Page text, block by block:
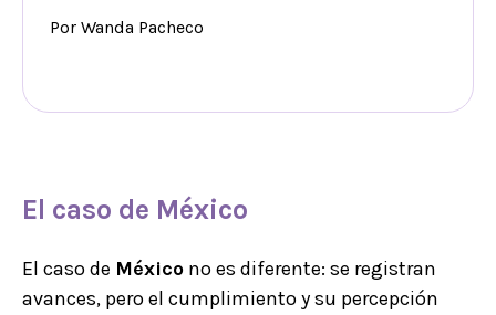
Por Wanda Pacheco
El caso de México
El caso de México no es diferente: se registran
avances, pero el cumplimiento y su percepción